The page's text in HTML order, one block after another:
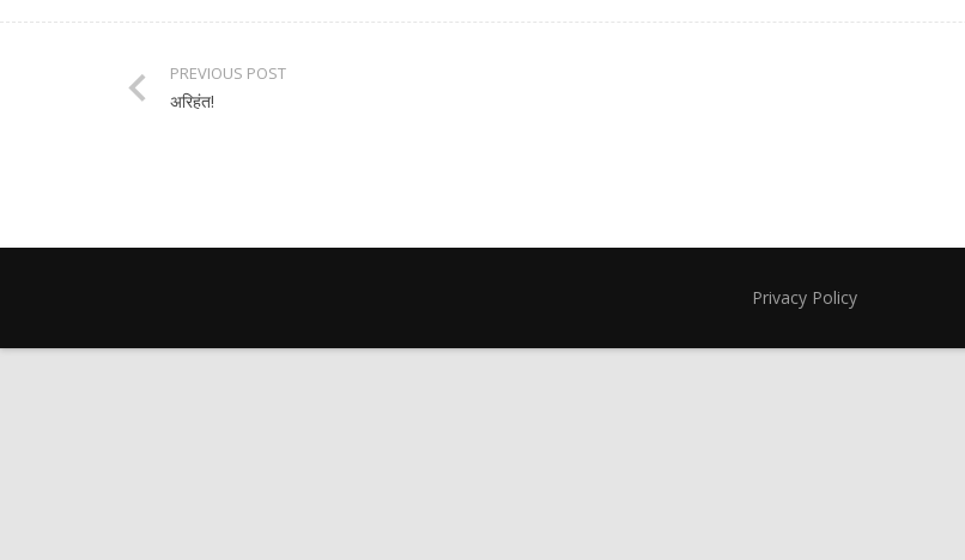
PREVIOUS POST
अरिहंत!
Privacy Policy